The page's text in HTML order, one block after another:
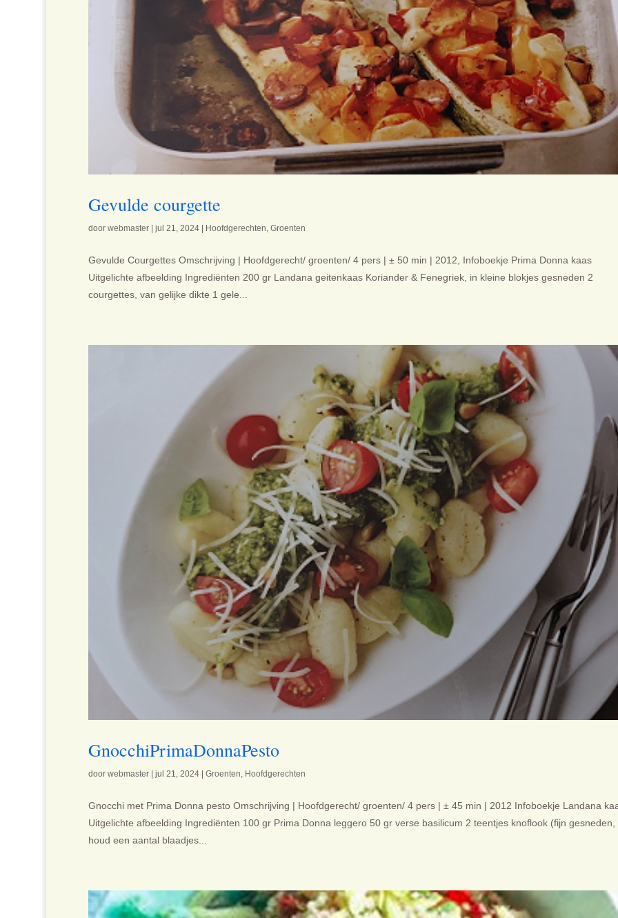
Gevulde courgette
door webmaster| jul 21, 2024| Hoofdgerechten Groenten
Gevulde Courgettes Omschrijving | Hoofdgerecht/ groenten/ 4 pers | ± 50 min | 2012, Infoboekje Prima Donna kaas
Uitgelichte afbeelding Ingrediënten 200 gr Landana geitenkaas Koriander & Fenegriek, in kleine blokjes gesneden 2
courgettes, van gelijke dikte 1 gele...
GnocchiPrimaDonnaPesto
door webmaster| jul 21, 2024| Groenten, Hoofdgerechten
Gnocchi met Prima Donna pesto Omschrijving | Hoofdgerecht/ groenten/ 4 pers | ± 45 min | 2012 Infoboekje Landana
Uitgelichte afbeelding Ingrediënten 100 gr Prima Donna leggero 50 gr verse basilicum 2 teentjes knoflook (fijn gesneden,
houd een aantal blaadjes...